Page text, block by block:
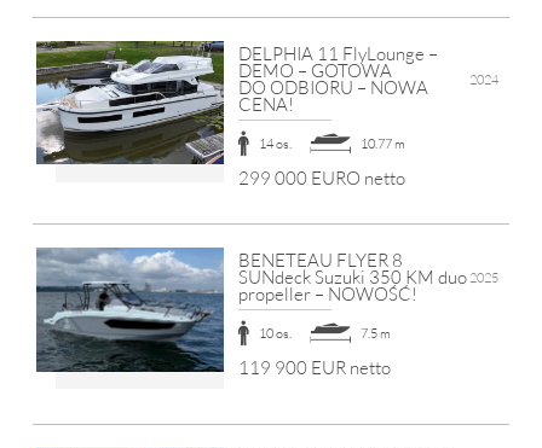
DELPHIA 11 FlyLounge –
DEMO – GOTOWA
DO ODBIORU – NOWA
CENA!
2024
14 os. 10.77 m
299 000 EURO netto
BENETEAU FLYER 8
SUNdeck Suzuki 350 KM duo
propeller – NOWOŚĆ!
2025
10 os. 7.5 m
119 900 EUR netto